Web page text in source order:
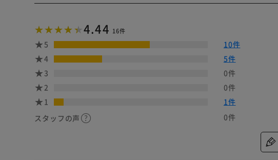
4.44 16件
5
10件
4
5件
3
0件
2
0件
1
1件
スタッフの声
0件